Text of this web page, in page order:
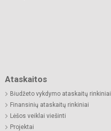
Ataskaitos
Biudžeto vykdymo ataskaitų rinkiniai
Finansinių ataskaitų rinkiniai
Lėšos veiklai viešinti
Projektai